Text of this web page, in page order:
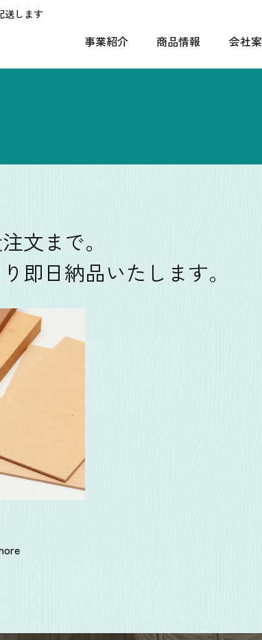
送します
事業紹介 商品情報 会社
文まで。
即日納品いたします。